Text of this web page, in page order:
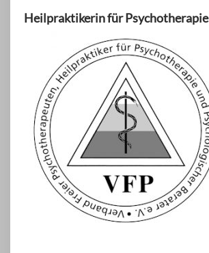
Heilpraktikerin für Psychotherapie